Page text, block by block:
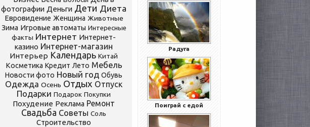
фотографии Деньги Дети Диета
Евровидение Женщина Животные
Зима Игровые автоматы Интересные
факты Интернет Интернет-
казино Интернет-магазин
Интерьер Календарь Китай
Косметика Кредит Лето Мебель
Новости фото Новый год Обувь
Одежда Осень Отдых Отпуск
Подарки Подарок Покупки
Похудение Реклама Ремонт
Свадьба Советы Соль
Строительство
Радуга
Поиграй с едой